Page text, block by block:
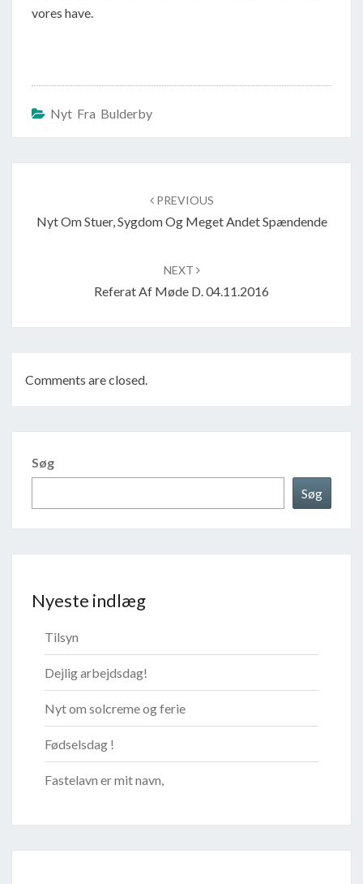
vores have.
Nyt Fra Bulderby
PREVIOUS
Nyt Om Stuer, Sygdom Og Meget Andet Spændende
NEXT
Referat Af Møde D. 04.11.2016
Comments are closed.
Søg
Søg
Nyeste indlæg
Tilsyn
Dejlig arbejdsdag!
Nyt om solcreme og ferie
Fødselsdag !
Fastelavn er mit navn,